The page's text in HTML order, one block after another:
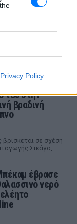
Privacy Policy
και οι
ο Τζίμης
το δεύτερο
του στην
βραδινή
βρίσκεται σε σχέση
Σικάγο,
έβρασε
νερό